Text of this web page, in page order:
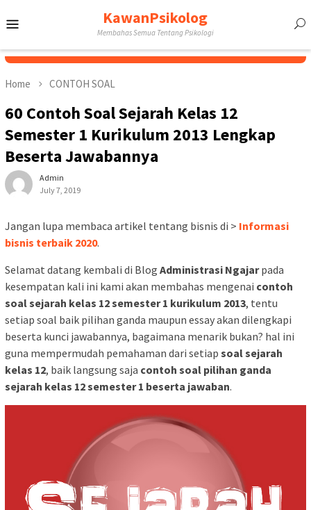
to
KawanPsikolog
Membahas Semua Tentang Psikologi
Home CONTOH SOAL
60 Contoh Soal Sejarah Kelas 12
Semester 1 Kurikulum 2013 Lengkap
Beserta Jawabannya
Admin
July 7, 2019
Jangan lupa membaca artikel tentang bisnis di > Informasi
bisnis terbaik 2020.
Selamat datang kembali di Blog Administrasi Ngajarpada
kesempatan kali ini kami akan membahas mengenai contoh
soal sejarah kelas 12 semester 1 kurikulum 2013, tentu
setiap soal baik pilihan ganda maupun essay akan dilengkapi
beserta kunci jawabannya, bagaimana menarik bukan? hal ini
guna mempermudah pemahaman dari setiap soal sejarah
kelas 12, baik langsung saja contoh soal pilihan ganda
sejarah kelas 12 semester 1 beserta jawaban.